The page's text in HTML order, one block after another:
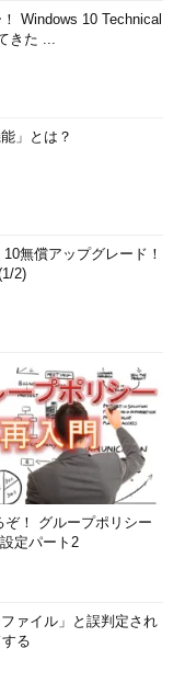
Windows 10 Technical
きた ...
」とは？
無償アップグレード！
2)
ぞ！ グループポリシー
設定パート2
ァイル」と誤判定され
る